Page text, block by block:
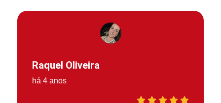
Raquel Oliveira
há 4 anos